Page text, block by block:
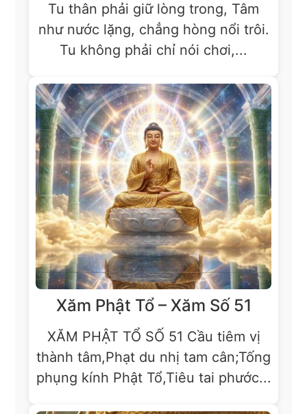
Tu thân phải giữ lòng trong, Tâm
như nước lặng, chẳng hòng nổi trôi.
Tu không phải chỉ nói chơi,...
Xăm Phật Tổ – Xăm Số 51
XĂM PHẬT TỔ SỐ 51 Cầu tiêm vị
thành tâm,Phạt du nhị tam cân;Tống
phụng kính Phật Tổ,Tiêu tai phước...